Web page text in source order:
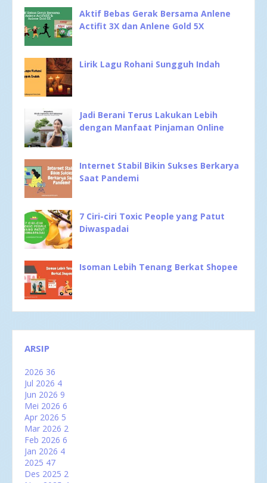
Aktif Bebas Gerak Bersama Anlene
Actifit 3X dan Anlene Gold 5X
Lirik Lagu Rohani Sungguh Indah
Jadi Berani Terus Lakukan Lebih
dengan Manfaat Pinjaman Online
Internet Stabil Bikin Sukses Berkarya
Saat Pandemi
7 Ciri-ciri Toxic People yang Patut
Diwaspadai
Isoman Lebih Tenang Berkat Shopee
ARSIP
2026 36
Jul 2026 4
Jun 2026 9
Mei 2026 6
Apr 2026 5
Mar 2026 2
Feb 2026 6
Jan 2026 4
2025 47
Des 2025 2